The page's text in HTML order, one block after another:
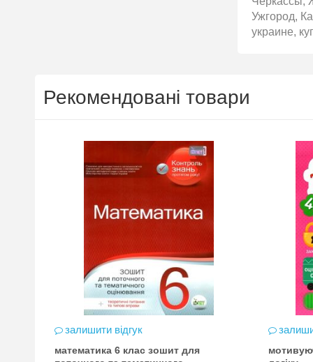
Ужгород,
украине,
Рекомендовані товари
залишити відгук
математика 6 клас зошит для